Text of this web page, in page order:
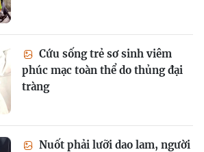
Cứu sống trẻ sơ sinh viêm
phúc mạc toàn thể do thủng đại
tràng
Nuốt phải lưỡi dao lam, người